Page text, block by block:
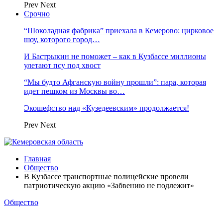
Prev Next
Срочно
“Шоколадная фабрика” приехала в Кемерово: цирковое
шоу, которого город…
И Бастрыкин не поможет – как в Кузбассе миллионы
улетают псу под хвост
“Мы будто Афганскую войну прошли”: пара, которая
идет пешком из Москвы во…
Экошефство над «Кузедеевским» продолжается!
Prev Next
Главная
Общество
В Кузбассе транспортные полицейские провели
патриотическую акцию «Забвению не подлежит»
Общество